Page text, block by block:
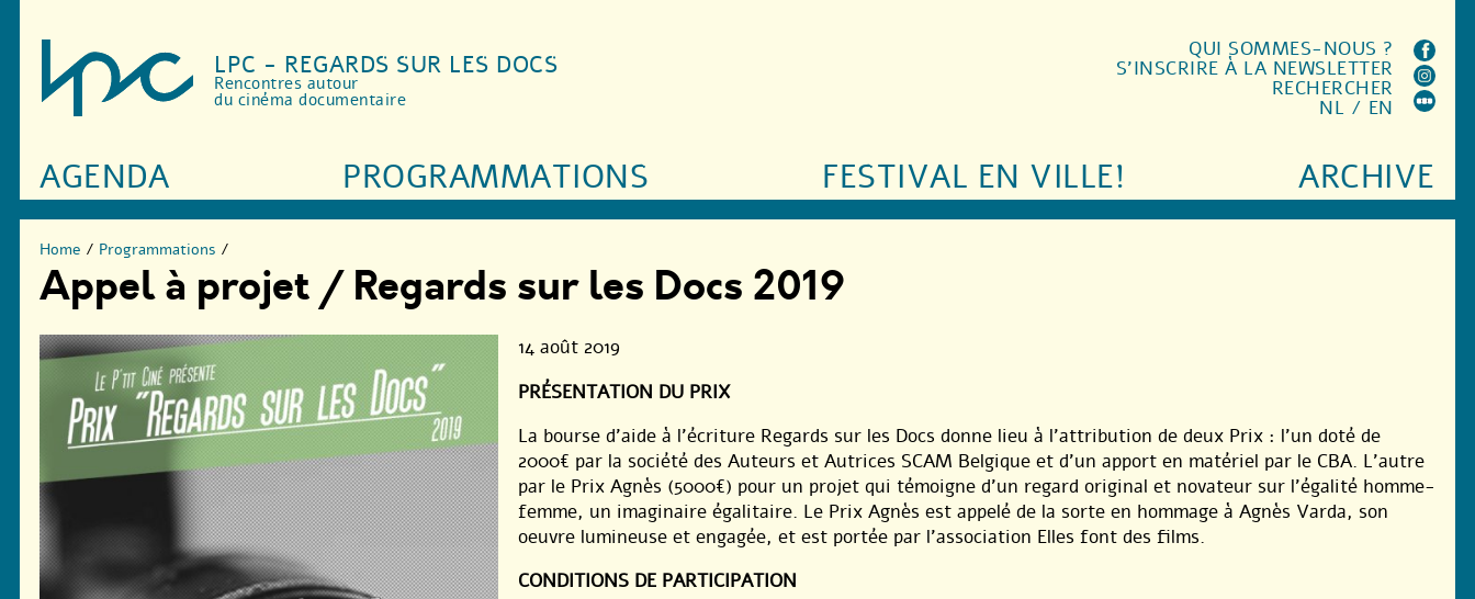
LPC - REGARDS SUR LES DOCS
Rencontres autour
du cinéma documentaire
AGENDA PROGRAMMATIONS FESTIVAL EN VILLE! ARCHIVE
QUI SOMMES-NOUS ?
S'INSCRIRE À LA NEWSLETTER
RECHERCHER
NL / EN
Home / Programmations /
Appel à projet / Regards sur les Docs 2019
14 août 2019
PRÉSENTATION DU PRIX
La bourse d’aide à l’écriture Regards sur les Docs donne lieu à l’attribution de deux Prix : l’un doté de
2000€ par la société des Auteurs et Autrices SCAM Belgique et d’un apport en matériel par le CBA. L’autre
par le Prix Agnès (5000€) pour un projet qui témoigne d’un regard original et novateur sur l’égalité homme-
femme, un imaginaire égalitaire. Le Prix Agnès est appelé de la sorte en hommage à Agnès Varda, son
oeuvre lumineuse et engagée, et est portée par l’association Elles font des films.
CONDITIONS DE PARTICIPATION